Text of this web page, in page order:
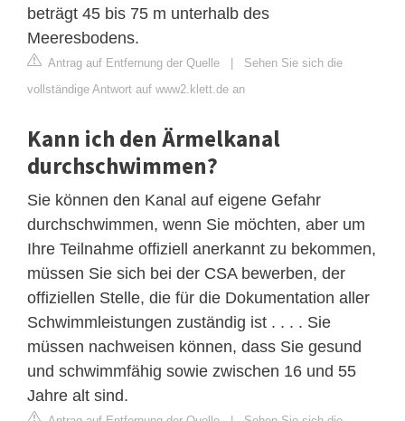
beträgt 45 bis 75 m unterhalb des
Meeresbodens.
Antrag auf Entfernung der Quelle | Sehen Sie sich die
vollständige Antwort auf www2.klett.de an
Kann ich den Ärmelkanal
durchschwimmen?
Sie können den Kanal auf eigene Gefahr
durchschwimmen, wenn Sie möchten, aber um
Ihre Teilnahme offiziell anerkannt zu bekommen,
müssen Sie sich bei der CSA bewerben, der
offiziellen Stelle, die für die Dokumentation aller
Schwimmleistungen zuständig ist . . . . Sie
müssen nachweisen können, dass Sie gesund
und schwimmfähig sowie zwischen 16 und 55
Jahre alt sind.